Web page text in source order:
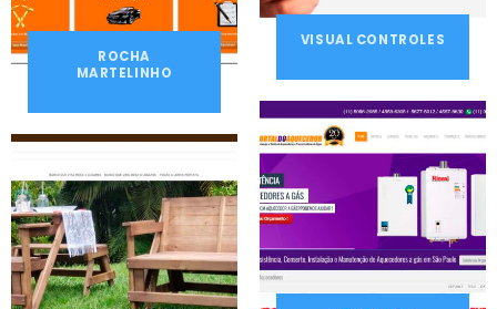
VISUAL CONTROLES
ROCHA
MARTELINHO